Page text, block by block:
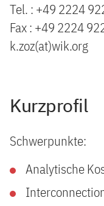
Tel. : +49 2224
Fax : +49 2224
k.zoz(at)wik.org
Kurzprofil
Schwerpunkte:
Analytische